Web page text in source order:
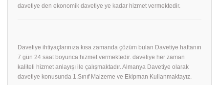
davetiye den ekonomik davetiye ye kadar hizmet vermektedir.
Davetiye ihtiyaçlarınıza kısa zamanda çözüm bulan Davetiye haftanın
7 gün 24 saat boyunca hizmet vermektedir. davetiye her zaman
kaliteli hizmet anlayışı ile çalışmaktadır. Almanya Davetiye olarak
davetiye konusunda 1.Sınıf Malzeme ve Ekipman Kullanmaktayız.